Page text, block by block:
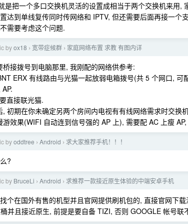
是把一个多口交换机灵活的设置成相当于两个交换机来用,
达到单线复传同时传网络和 IPTV, 但还需要后面再接一个
需要考虑这个问题.
byox18 › 宽带症候群 › 家庭网络布置 求教 有图内详
桥接拨号到电脑那里, 我刚配的网络供参考:
ERX 有线路由与光猫一起放弱电箱拨号(共 5 个网口,
直接联光猫.
, 初期在你未确定另两个房间内电视有有线网络需求时交换
游效果(WIFI 自动连到信号强的 AP 上), 需要配 AC 上瘦
byoddtree › Android › 求大家推荐手机！！！
?
by BruceLi › Android › 求推荐一款接近原生体验的中端安卓手机
个在国外有售的机型并且官网提供刷机包的, 直接官网下
并且接近原生, 前提是要自备 TIZI, 否则 GOOGLE 帐号联